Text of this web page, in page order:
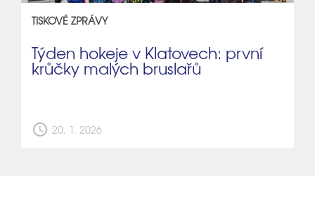
TISKOVÉ ZPRÁVY
Týden hokeje v Klatovech: první
krůčky malých bruslařů
schedule 20. 1. 2026